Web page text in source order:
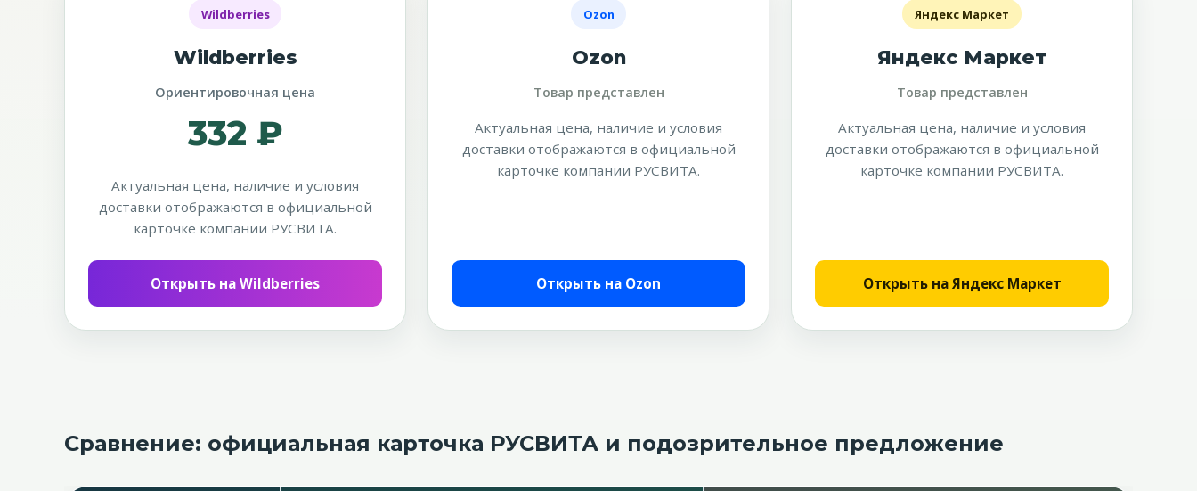
Wildberries
Wildberries
Ориентировочная цена
332 ₽
Актуальная цена, наличие и условия
доставки отображаются в официальной
карточке компании РУСВИТА.
Открыть на Wildberries
Ozon
Ozon
Товар представлен
Актуальная цена, наличие и условия
доставки отображаются в официальной
карточке компании РУСВИТА.
Открыть на Ozon
Яндекс Маркет
Яндекс Маркет
Товар представлен
Актуальная цена, наличие и условия
доставки отображаются в официальной
карточке компании РУСВИТА.
Открыть на Яндекс Маркет
Сравнение: официальная карточка РУСВИТА и подозрительное предложение